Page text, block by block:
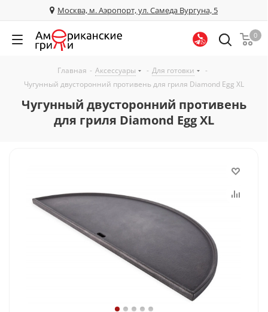
Москва, м. Аэропорт, ул. Самеда Вургуна, 5
0
Главная - Аксессуары - Для готовки
-
Чугунный двусторонний противень для гриля Diamond Egg XL
Чугунный двусторонний противень
для гриля Diamond Egg XL